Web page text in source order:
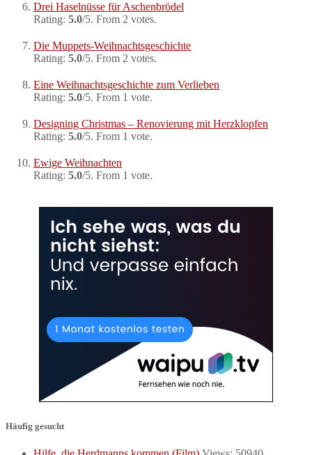
Drei Haselnüsse für Aschenbrödel
Rating: 5.0/5. From 2 votes.
Die Muppets-Weihnachtsgeschichte
Rating: 5.0/5. From 2 votes.
Eine Weihnachtsgeschichte zum Verlieben
Rating: 5.0/5. From 1 vote.
Designing Christmas – Renovierung mit Herzklopfen
Rating: 5.0/5. From 1 vote.
Ewige Weihnachten
Rating: 5.0/5. From 1 vote.
Häufig gesucht